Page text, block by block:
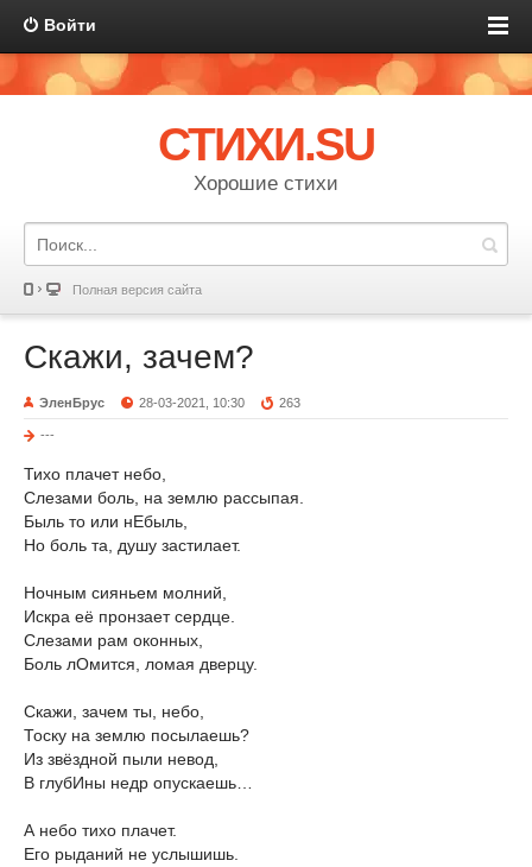
Войти
СТИХИ.SU
Хорошие стихи
Полная версия сайта
Скажи, зачем?
ЭленБрус 28-03-2021, 10:30 263
---
Тихо плачет небо,
Слезами боль, на землю рассыпая.
Быль то или нЕбыль,
Но боль та, душу застилает.
Ночным сияньем молний,
Искра её пронзает сердце.
Слезами рам оконных,
Боль лОмится, ломая дверцу.
Скажи, зачем ты, небо,
Тоску на землю посылаешь?
Из звёздной пыли невод,
В глубИны недр опускаешь…
А небо тихо плачет.
Его рыданий не услышишь.